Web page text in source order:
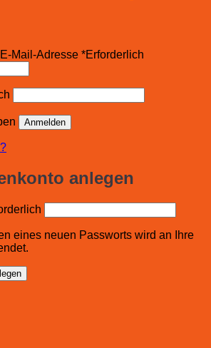
Mail-Adresse *Erforderlich
Anmelden
anlegen
eines neuen Passworts wird an Ihre